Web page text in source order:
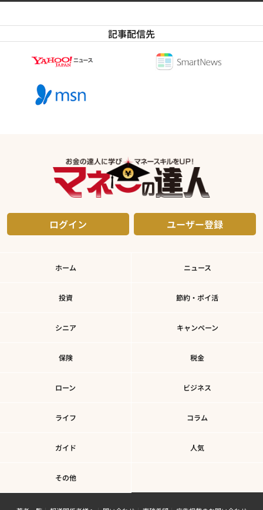
記事配信先
ログイン ユーザー登録
ホーム ニュース
投資 節約・ポイ活
シニア キャンペーン
保険 税金
ローン ビジネス
ライフ コラム
ガイド 人気
その他